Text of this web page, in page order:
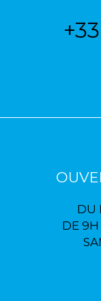
DU
DE 9H